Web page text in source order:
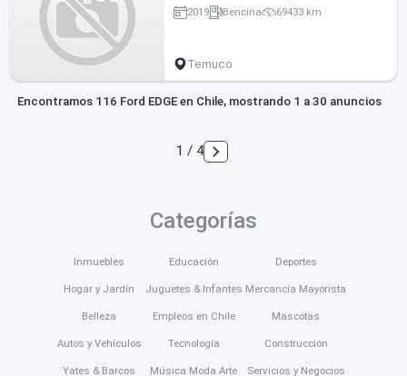
2019 Bencina 69433 km
Temuco
Encontramos 116 Ford EDGE en Chile, mostrando 1 a 30 anuncios
1 / 4
Categorías
Inmuebles
Hogar y Jardín
Belleza
Autos y Vehículos
Yates & Barcos
Educación
Juguetes & Infantes
Empleos en Chile
Tecnología
Música Moda Arte
Deportes
Mercancía Mayorista
Mascotas
Construcción
Servicios y Negocios